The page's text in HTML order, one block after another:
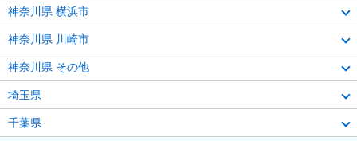
神奈川県 横浜市
神奈川県 川崎市
神奈川県 その他
埼玉県
千葉県